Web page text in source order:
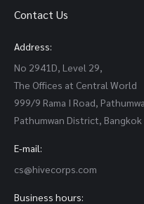
Contact Us
Address:
No 2941D, Level 29,
The Offices at Central World
999/9 Rama I Road,
Pathumwan District,
E-mail:
cs@hivecorps.com
Business hours: